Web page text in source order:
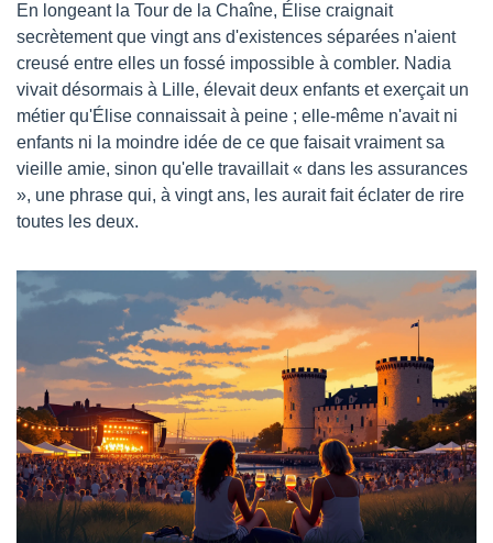
En longeant la Tour de la Chaîne, Élise craignait
secrètement que vingt ans d'existences séparées n'aient
creusé entre elles un fossé impossible à combler. Nadia
vivait désormais à Lille, élevait deux enfants et exerçait un
métier qu'Élise connaissait à peine ; elle-même n'avait ni
enfants ni la moindre idée de ce que faisait vraiment sa
vieille amie, sinon qu'elle travaillait « dans les assurances
», une phrase qui, à vingt ans, les aurait fait éclater de rire
toutes les deux.